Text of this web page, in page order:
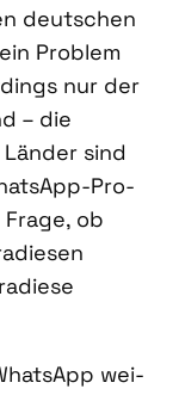
deut­schen
Pro­blem
nur der
– die
sind
Pro­
ob
wei­